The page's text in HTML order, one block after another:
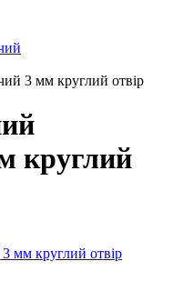
3 мм круглий отвір
круглий